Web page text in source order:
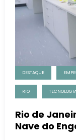
DESTAQUE
RIO
Rio de
Nave do